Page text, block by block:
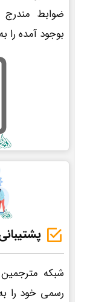
ضوابط
بوجود آمده را
پشتیبانی 24
شبکه